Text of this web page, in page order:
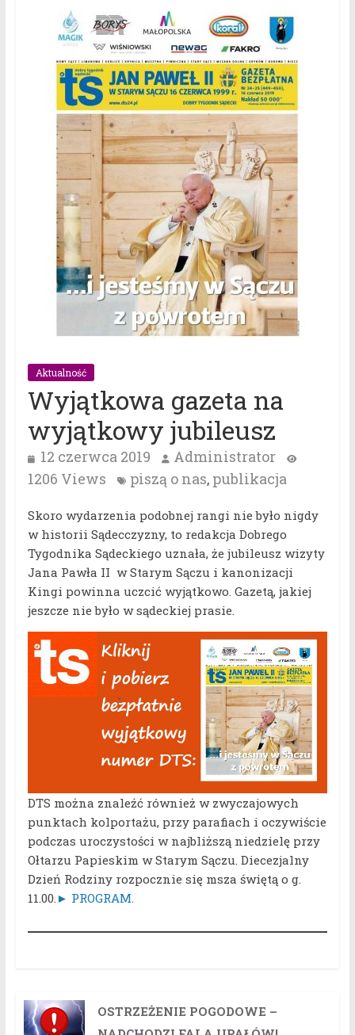
Aktualność
Wyjątkowa gazeta na
wyjątkowy jubileusz
12 czerwca 2019
Administrator
1206 Views
piszą o nas, publikacja
Skoro wydarzenia podobnej rangi nie było nigdy
w historii Sądecczyzny, to redakcja Dobrego
Tygodnika Sądeckiego uznała, że jubileusz wizyty
Jana Pawła II w Starym Sączu i kanonizacji
Kingi powinna uczcić wyjątkowo. Gazetą, jakiej
jeszcze nie było w sądeckiej prasie.
DTS można znaleźć również w zwyczajowych
punktach kolportażu, przy parafiach i oczywiście
podczas uroczystości w najbliższą niedzielę przy
Ołtarzu Papieskim w Starym Sączu. Diecezjalny
Dzień Rodziny rozpocznie się msza świętą o g.
11.00. ► PROGRAM.
OSTRZEŻENIE POGODOWE –